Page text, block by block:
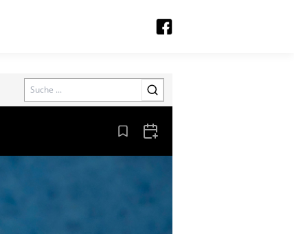
Search
Aus den Lesezeichen entfernen
Zum Kalender hinzufügen